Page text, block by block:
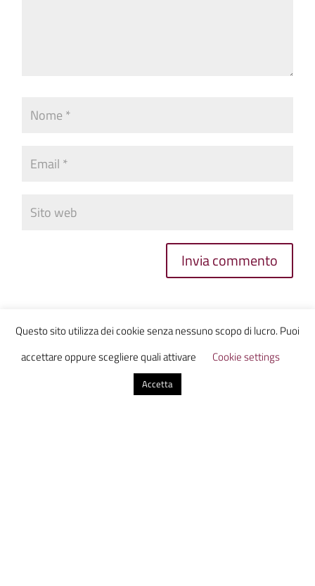
Invia commento
Questo sito utilizza dei cookie senza nessuno scopo di lucro. Puoi
accettare oppure scegliere quali attivare
Cookie settings
Accetta